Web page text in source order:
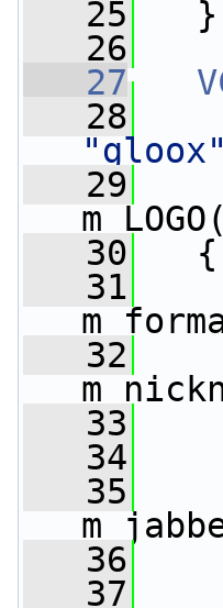
   25
}
   26
   27
   28
"gloox"
   29
   30
{
   31
   32
   33
   34
   35
   36
   37